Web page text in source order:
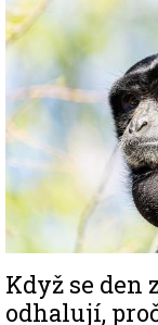
Když se den
odhalují,